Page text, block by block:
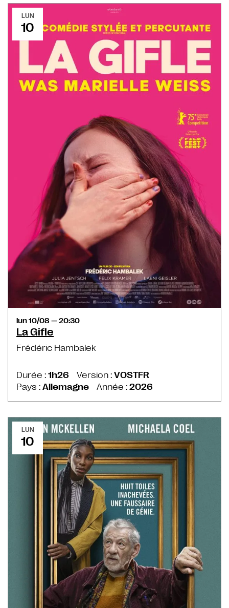
LUN
10
lun 10/08 — 20:30
La Gifle
Frédéric Hambalek
Durée : 1h26 Version : VOSTFR
Pays : Allemagne Année : 2026
LUN
10